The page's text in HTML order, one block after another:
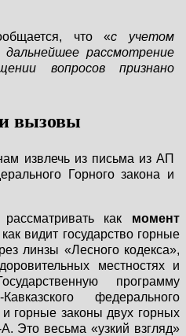
что «с учетом
рассмотрение
вопросов признано
вызовы
извлечь из письма из АП
Горного закона и
как момент
видит государство горные
линзы «Лесного кодекса»,
местностях и
программу
федерального
горные законы двух горных
Это весьма «узкий взгляд»